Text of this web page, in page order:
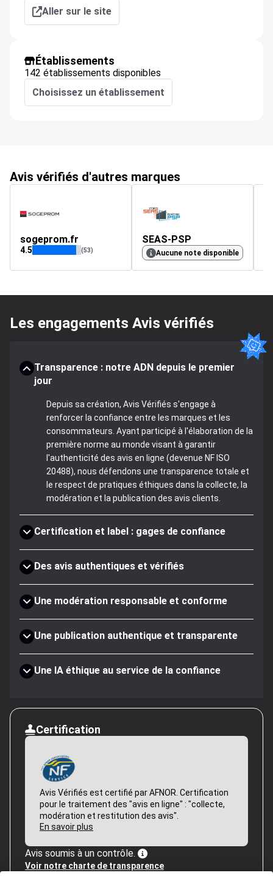
Aller sur le site
Établissements
142 établissements disponibles
Choisissez un établissement
Avis vérifiés d'autres marques
sogeprom.fr
4.5 (53)
SEAS-PSP
Aucune note disponible
Les engagements Avis vérifiés
Transparence : notre ADN depuis le premier
jour
Depuis sa création, Avis Vérifiés s'engage à
renforcer la confiance entre les marques et les
consommateurs. Ayant participé à l'élaboration de la
première norme au monde visant à garantir
l'authenticité des avis en ligne (devenue NF ISO
20488), nous défendons une transparence totale et
le respect de pratiques éthiques dans la collecte, la
modération et la publication des avis clients.
Certification et label : gages de confiance
Des avis authentiques et vérifiés
Une modération responsable et conforme
Une publication authentique et transparente
Une IA éthique au service de la confiance
Certification
Avis Vérifiés est certifié par AFNOR. Certification
pour le traitement des "avis en ligne" : "collecte,
modération et restitution des avis".
En savoir plus
Avis soumis à un contrôle.
Voir notre charte de transparence